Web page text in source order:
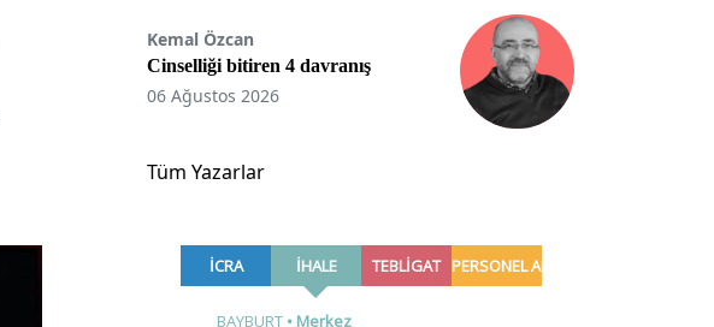
Kemal Özcan
Cinselliği bitiren 4 davranış
06 Ağustos 2026
Tüm Yazarlar